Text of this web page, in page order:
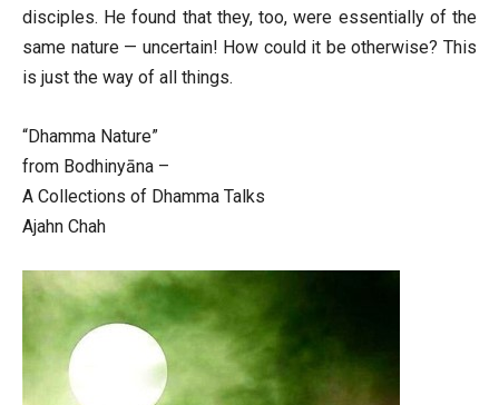
disciples. He found that they, too, were essentially of the
same nature — uncertain! How could it be otherwise? This
is just the way of all things.
“Dhamma Nature”
from Bodhinyāna –
A Collections of Dhamma Talks
Ajahn Chah